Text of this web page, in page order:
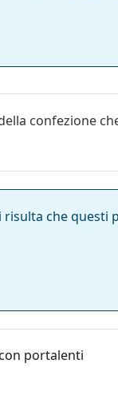
confezione
risulta che questi
portalenti